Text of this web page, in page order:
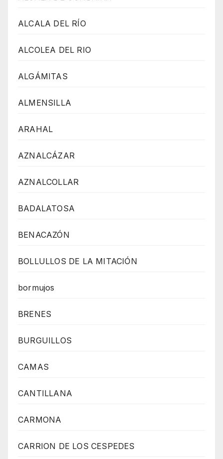
ALCALA DEL RÍO
ALCOLEA DEL RIO
ALGÁMITAS
ALMENSILLA
ARAHAL
AZNALCÁZAR
AZNALCOLLAR
BADALATOSA
BENACAZÓN
BOLLULLOS DE LA MITACIÓN
bormujos
BRENES
BURGUILLOS
CAMAS
CANTILLANA
CARMONA
CARRION DE LOS CESPEDES